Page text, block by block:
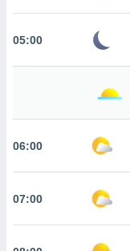
a la
todas
y análisis
como
y
en
05:00
06:00
07:00